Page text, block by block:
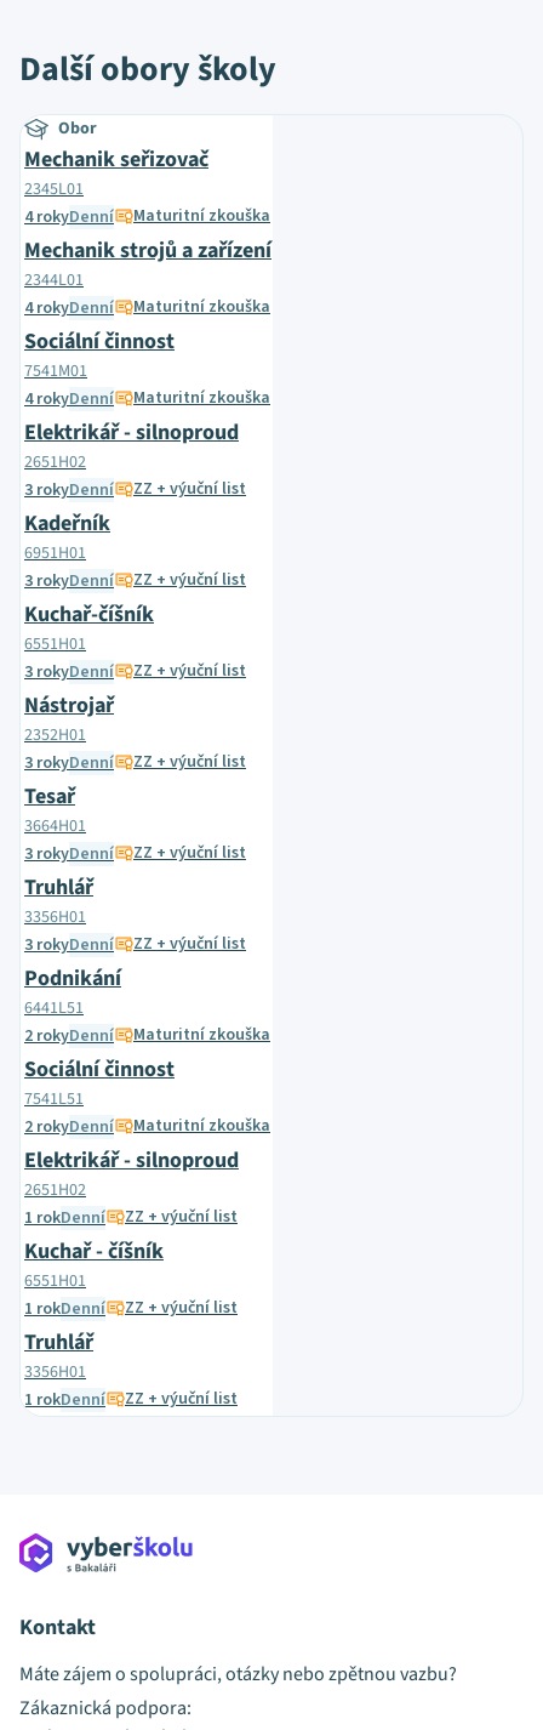
Další obory školy
Obor
Mechanik seřizovač
2345L01
4 rokyDenní Maturitní zkouška
Mechanik strojů a zařízení
2344L01
4 rokyDenní Maturitní zkouška
Sociální činnost
7541M01
4 rokyDenní Maturitní zkouška
Elektrikář - silnoproud
2651H02
3 rokyDenní ZZ + výuční list
Kadeřník
6951H01
3 rokyDenní ZZ + výuční list
Kuchař-číšník
6551H01
3 rokyDenní ZZ + výuční list
Nástrojař
2352H01
3 rokyDenní ZZ + výuční list
Tesař
3664H01
3 rokyDenní ZZ + výuční list
Truhlář
3356H01
3 rokyDenní ZZ + výuční list
Podnikání
6441L51
2 rokyDenní Maturitní zkouška
Sociální činnost
7541L51
2 rokyDenní Maturitní zkouška
Elektrikář - silnoproud
2651H02
1 rokDenní ZZ + výuční list
Kuchař - číšník
6551H01
1 rokDenní ZZ + výuční list
Truhlář
3356H01
1 rokDenní ZZ + výuční list
Kontakt
Máte zájem o spolupráci, otázky nebo zpětnou vazbu?
Zákaznická podpora: